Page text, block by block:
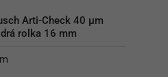
Arti-Check 40 µm
rolka 16 mm